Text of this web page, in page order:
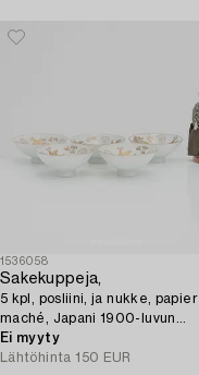
1536058
Sakekuppeja,
5 kpl, posliini, ja nukke, papier
maché, Japani 1900-luvun
alkupuoli.
Ei myyty
Lähtöhinta 150 EUR